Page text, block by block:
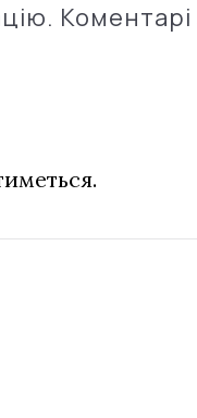
Коментарі